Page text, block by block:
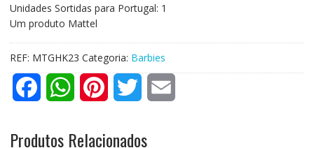
Unidades Sortidas para Portugal: 1
Um produto Mattel
REF: MTGHK23 Categoria: Barbies
c
W
a
n
i
Produtos Relacionados